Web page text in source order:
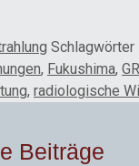
Schlagwörter
, Fukushima,
, radiologische
Beiträge